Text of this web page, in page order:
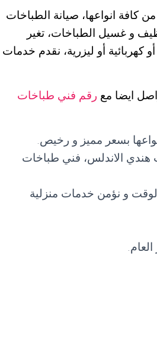
كافة انواعها، صيانة الطباخات
و غسيل الطباخات، تغير
كهربائية أو ليزرية، نقدم خدمات
ايضا مع رقم فني طباخات
بسعر مميز و رخيص.
هندي الاندلس، فني طباخات
و نؤمن خدمات منزلية